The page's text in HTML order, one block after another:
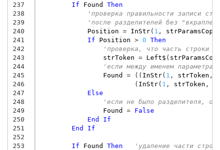
237
238
239
240
241
242
243
244
245
246
247
248
249
250
251
252
253
If Found
Then
'проверка правильности записи
'после разделителей без
Position = InStr( 1 , strParamsCopy
If
Position > 0 Then
'проверка, что часть строки с
strToken = Left$ (
'если между именем параметра
Found
= (( InStr( 1 , strToken ,
( InStr( 1 , strToken ,
Else
'если не было разделителя,
Found
=
False
End
If
End
If
If Found Then
'удаление части